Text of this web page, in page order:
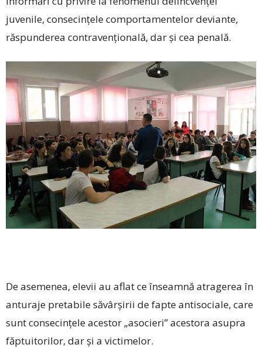
juvenile, consecinţele comportamentelor deviante,
răspunderea contravenţională, dar şi cea penală.
De asemenea, elevii au aflat ce înseamnă atragerea în
anturaje pretabile săvârşirii de fapte antisociale, care
sunt consecinţele acestor „asocieri” acestora asupra
făptuitorilor, dar şi a victimelor.